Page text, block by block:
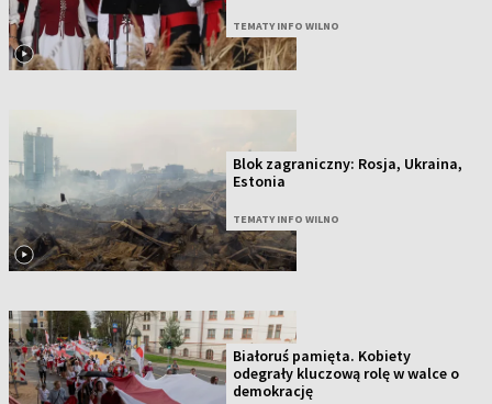
TEMATY INFO WILNO
Blok zagraniczny: Rosja, Ukraina,
Estonia
TEMATY INFO WILNO
Białoruś pamięta. Kobiety
odegrały kluczową rolę w walce o
demokrację